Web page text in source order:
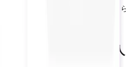
ハイブリッドモデルのコストはいく
リッドモデル（AI + 人